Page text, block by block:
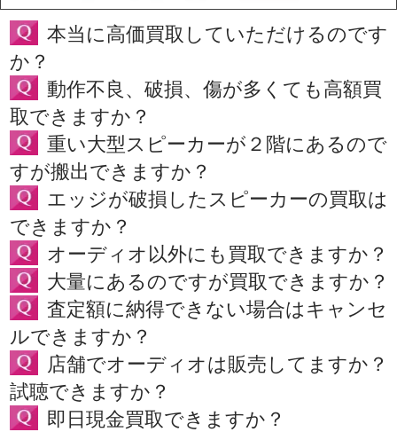
本当に高価買取していただけるのです
か？
動作不良、破損、傷が多くても高額買
取できますか？
重い大型スピーカーが２階にあるので
すが搬出できますか？
エッジが破損したスピーカーの買取は
できますか？
オーディオ以外にも買取できますか？
大量にあるのですが買取できますか？
査定額に納得できない場合はキャンセ
ルできますか？
店舗でオーディオは販売してますか？
試聴できますか？
即日現金買取できますか？